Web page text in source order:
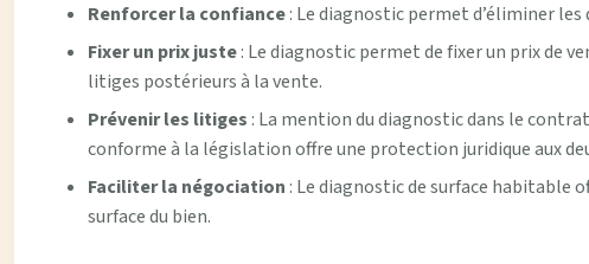
Renforcer la confiance: Le diagnostic permet d’éliminer
Fixer un prix juste: Le diagnostic permet de fixer un prix de
litiges postérieurs à la vente.
Prévenir les litiges : La mention du diagnostic dans le
conforme à la législation offre une protection juridique aux
Faciliter la négociation : Le diagnostic de surface habitable
surface du bien.